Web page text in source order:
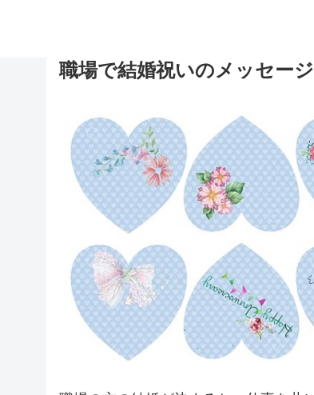
職場で結婚祝いのメッセー